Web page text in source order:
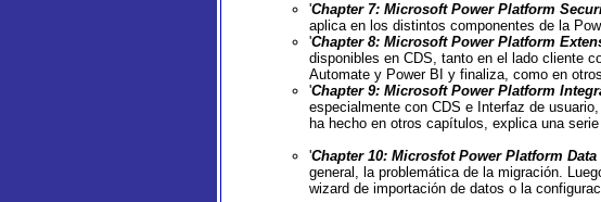
'Chapter 7: Microsoft Power Platform
aplica en los distintos componentes de la
'Chapter 8: Microsoft Power Platform
disponibles en CDS, tanto en el lado cliente
Automate y Power BI y finaliza, como en
'Chapter 9: Microsoft Power Platform
especialmente con CDS e Interfaz de
ha hecho en otros capítulos, explica una
'Chapter 10: Microsfot Power Platform
general, la problemática de la migración.
wizard de importación de datos o la